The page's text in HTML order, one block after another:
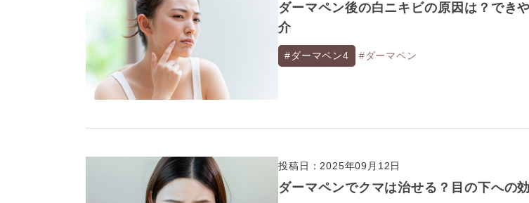
ダーマペン後の白ニキビの原因は？でき
介
#ダーマペン4 #ダーマペン
投稿日：2025年09月12日
ダーマペンでクマは治せる？目の下への